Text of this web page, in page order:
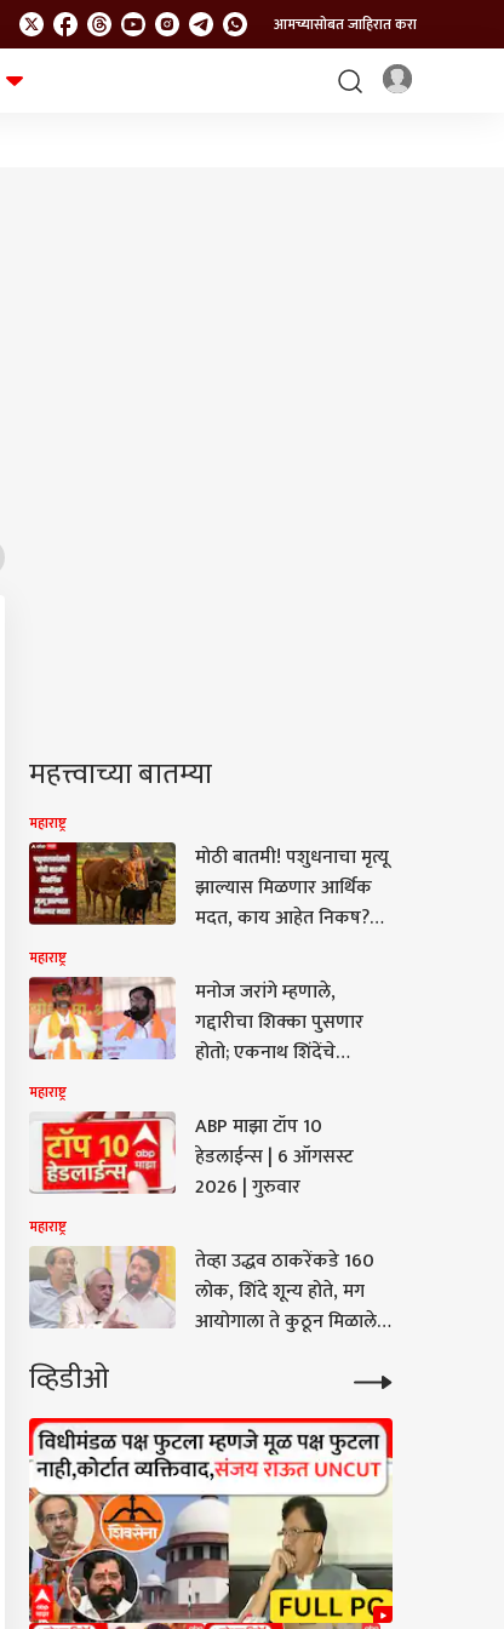
आमच्यासोबत जाहिरात करा
महत्त्वाच्या बातम्या
महाराष्ट्र
मोठी बातमी! पशुधनाचा मृत्यू
झाल्यास मिळणार आर्थिक
मदत, काय आहेत निकष?
मदत?
महाराष्ट्र
मनोज जरांगे म्हणाले,
गद्दारीचा शिक्का पुसणार
होतो; एकनाथ शिंदेंचे
म्हणाले....
महाराष्ट्र
ABP माझा टॉप 10
हेडलाईन्स | 6 ऑगसस्ट
2026 | गुरुवार
महाराष्ट्र
तेव्हा उद्धव ठाकरेंकडे 160
लोक, शिंदे शून्य होते, मग
आयोगाला ते कुठून मिळाले?
कोणत्या कायद्यानुसार केलं?
कपिल सिब्बलांचे निवडणूको
आयोगाच्या कारभाराची
चिरफाड करणारे 7 तगडे मुद्दे
व्हिडीओ